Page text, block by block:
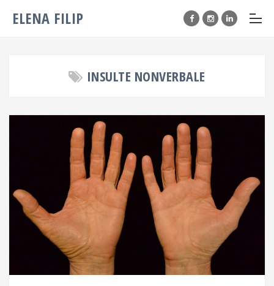
ELENA FILIP
INSULTE NONVERBALE